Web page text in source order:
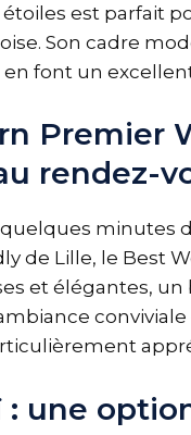
est parfait
Son cadre
en font un
Premier
rendez-
minutes
de Lille, le Best
et élégantes,
: une